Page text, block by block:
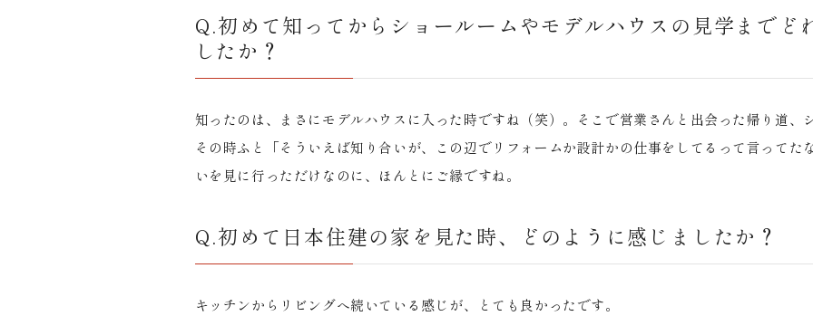
Q.初めて知ってからショールームやモデルハウスの見学までど
したか？
知ったのは、まさにモデルハウスに入った時ですね（笑）。そこで営業さんと出会った帰り道、
その時ふと「そういえば知り合いが、この辺でリフォームか設計かの仕事をしてるって言ってた
いを見に行っただけなのに、ほんとにご縁ですね。
Q.初めて日本住建の家を見た時、どのように感じましたか？
キッチンからリビングへ続いている感じが、とても良かったです。